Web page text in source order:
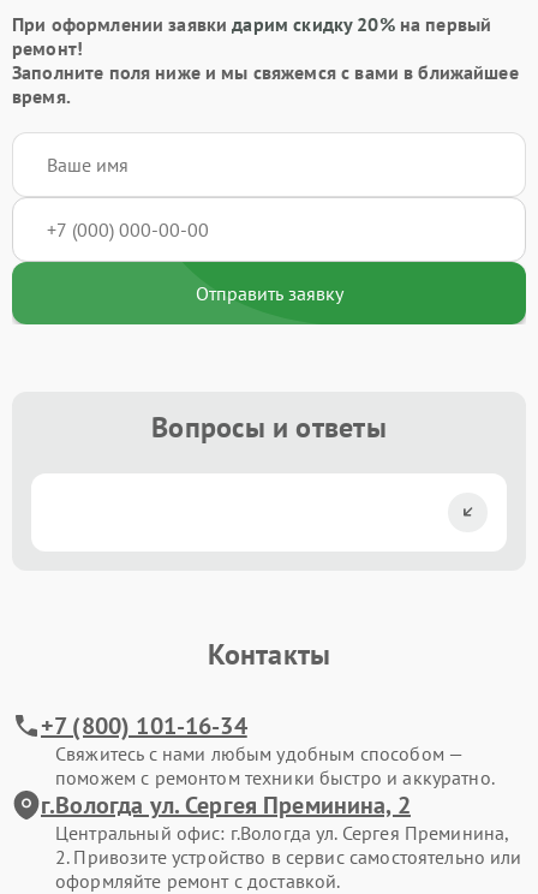
При оформлении заявкидарим скидку 20%на первый
ремонт!
Заполните поля ниже и мы свяжемся с вами в ближайшее
время.
Отправить заявку
Вопросы и ответы
Контакты
+7 (800) 101-16-34
Свяжитесь с нами любым удобным способом —
поможем с ремонтом техники быстро и аккуратно.
г.Вологда ул. Сергея Преминина, 2
Центральный офис: г.Вологда ул. Сергея Преминина,
2. Привозите устройство в сервис самостоятельно или
оформляйте ремонт с доставкой.